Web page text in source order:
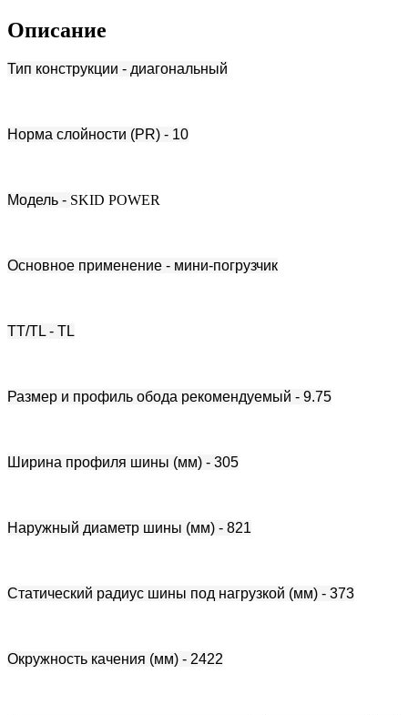
Описание
Тип конструкции - диагональный
Норма слойности (PR) - 10
Модель - SKID POWER
Основное применение - мини-погрузчик
TT/TL - TL
Размер и профиль обода рекомендуемый - 9.75
Ширина профиля шины (мм) - 305
Наружный диаметр шины (мм) - 821
Статический радиус шины под нагрузкой (мм) - 373
Окружность качения (мм) - 2422